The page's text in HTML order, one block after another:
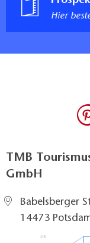
der
der Straße aus
Breite der
benutzenden
Länge der
Zimmer: 150 cm
Zimmer: 150
Hier
TMB
GmbH
Babelsberger
14473